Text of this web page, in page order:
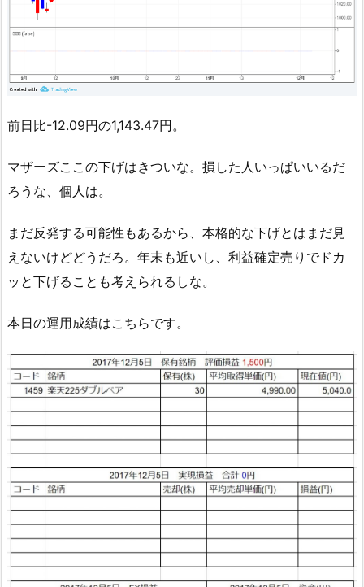
前日比-12.09円の1,143.47円。
マザーズここの下げはきついな。損した人いっぱいいるだ
ろうな、個人は。
まだ反発する可能性もあるから、本格的な下げとはまだ見
えないけどどうだろ。年末も近いし、利益確定売りでドカ
ッと下げることも考えられるしな。
本日の運用成績はこちらです。